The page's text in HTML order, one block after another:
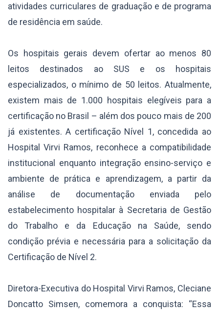
atividades curriculares de graduação e de programa
de residência em saúde.
Os hospitais gerais devem ofertar ao menos 80
leitos destinados ao SUS e os hospitais
especializados, o mínimo de 50 leitos. Atualmente,
existem mais de 1.000 hospitais elegíveis para a
certificação no Brasil – além dos pouco mais de 200
já existentes. A certificação Nível 1, concedida ao
Hospital Virvi Ramos, reconhece a compatibilidade
institucional enquanto integração ensino-serviço e
ambiente de prática e aprendizagem, a partir da
análise de documentação enviada pelo
estabelecimento hospitalar à Secretaria de Gestão
do Trabalho e da Educação na Saúde, sendo
condição prévia e necessária para a solicitação da
Certificação de Nível 2.
Diretora-Executiva do Hospital Virvi Ramos, Cleciane
Doncatto Simsen, comemora a conquista: “Essa